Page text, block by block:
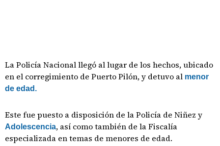
La Policía Nacional llegó al lugar de los hechos, ubicado
en el corregimiento de Puerto Pilón, y detuvo al menor
de edad.
Este fue puesto a disposición de la Policía de Niñez y
Adolescencia, así como también de la Fiscalía
especializada en temas de menores de edad.